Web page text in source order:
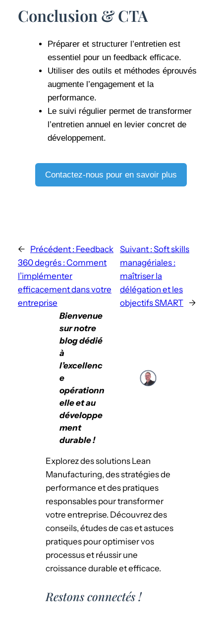
Conclusion & CTA
Préparer et structurer l’entretien est
essentiel pour un feedback efficace.
Utiliser des outils et méthodes éprouvés
augmente l’engagement et la
performance.
Le suivi régulier permet de transformer
l’entretien annuel en levier concret de
développement.
Contactez-nous pour en savoir plus
← Précédent : Feedback
360 degrés : Comment
l’implémenter
efficacement dans votre
entreprise
Suivant : Soft skills
managériales :
maîtriser la
délégation et les
objectifs SMART →
Bienvenue
sur notre
blog dédié
à
l’excellenc
e
opérationn
elle et au
développe
ment
durable !
Explorez des solutions Lean
Manufacturing, des stratégies de
performance et des pratiques
responsables pour transformer
votre entreprise. Découvrez des
conseils, études de cas et astuces
pratiques pour optimiser vos
processus et réussir une
croissance durable et efficace.
Restons connectés !